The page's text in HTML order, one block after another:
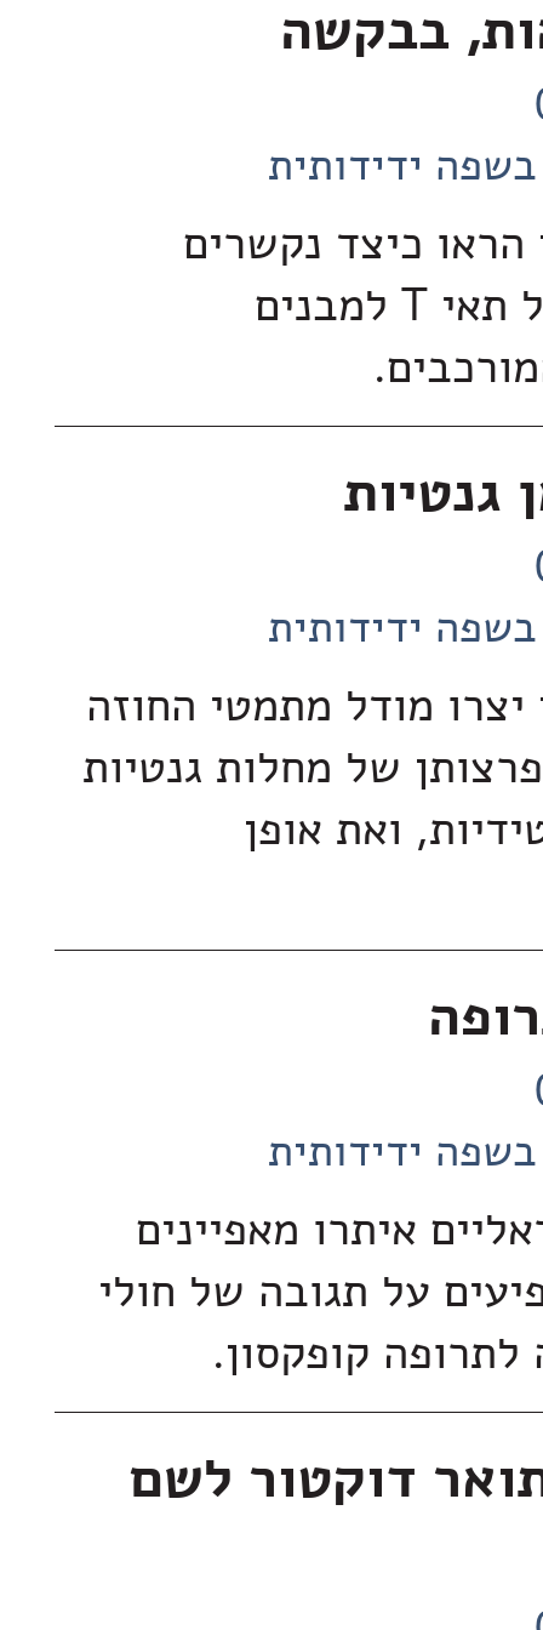
בבקשה
ידידותית
הראו כיצד נקשרים
הקולטנים של תאי T למבנים
גנטיות
ידידותית
יצרו מודל מתמטי החוזה
של מחלות גנטיות
ואת אופן
ידידותית
איתרו מאפיינים
על תגובה של חולי
קופקסון.
דוקטור לשם